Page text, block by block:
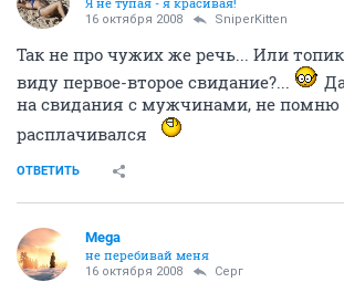
16 октября 2008 SniperKitten
Так не про чужих же речь... Или
виду первое-второе свидание?...
на свидания с мужчинами, не помню
расплачивался
ОТВЕТИТЬ
Mega
не перебивай меня
16 октября 2008 Серг